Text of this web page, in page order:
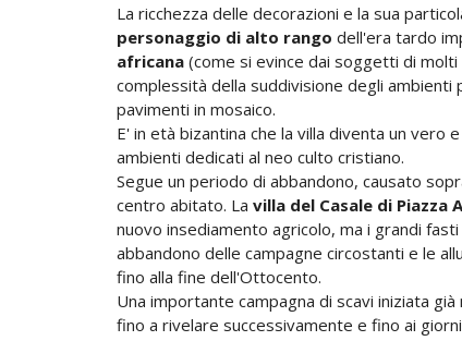
La ricchezza delle decorazioni e la sua
personaggio di alto rango dell'era tardo
africana (come si evince dai soggetti di molti
complessità della suddivisione degli
pavimenti in mosaico.
E' in età bizantina che la villa diventa un vero
ambienti dedicati al neo culto cristiano.
Segue un periodo di abbandono, causato
centro abitato. La villa del Casale di Piazza
nuovo insediamento agricolo, ma i grandi
abbandono delle campagne circostanti e le
fino alla fine dell'Ottocento.
Una importante campagna di scavi iniziata
fino a rivelare successivamente e fino ai